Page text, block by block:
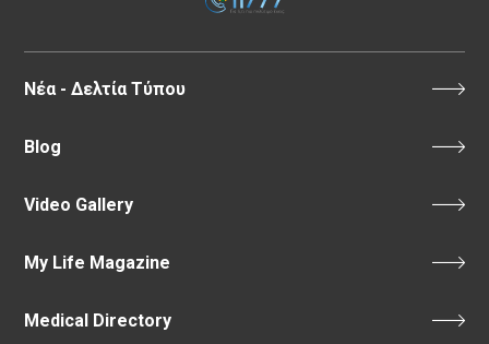
Νέα - Δελτία Τύπου
Blog
Video Gallery
My Life Magazine
Medical Directory